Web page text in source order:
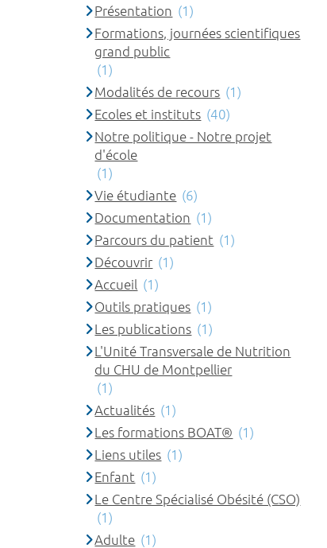
Présentation (1)
Formations, journées scientifiques
grand public
(1)
Modalités de recours (1)
Ecoles et instituts (40)
Notre politique - Notre projet
d'école
(1)
Vie étudiante (6)
Documentation (1)
Parcours du patient (1)
Découvrir (1)
Accueil (1)
Outils pratiques (1)
Les publications (1)
L'Unité Transversale de Nutrition
du CHU de Montpellier
(1)
Actualités (1)
Les formations BOAT® (1)
Liens utiles (1)
Enfant (1)
Le Centre Spécialisé Obésité (CSO)
(1)
Adulte (1)